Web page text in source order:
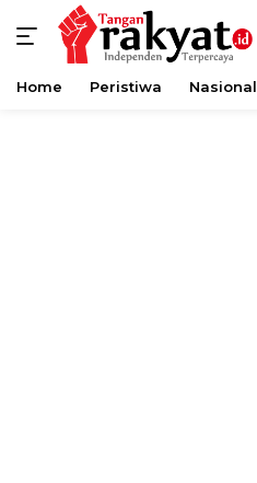
Langsung
Home Peristiwa Nasional